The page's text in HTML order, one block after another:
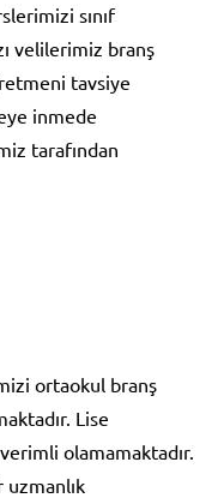
sınıf
velilerimiz branş
tavsiye
inmede
tarafından
ortaokul branş
Lise
olamamaktadır.